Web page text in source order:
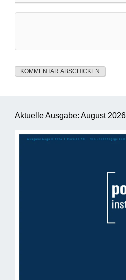
Aktuelle Ausgabe: August 2026